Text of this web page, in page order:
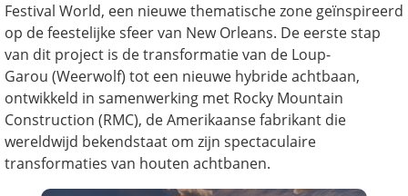
Festival World, een nieuwe thematische zone geïnspireerd
op de feestelijke sfeer van New Orleans. De eerste stap
van dit project is de transformatie van de Loup-
Garou (Weerwolf) tot een nieuwe hybride achtbaan,
ontwikkeld in samenwerking met Rocky Mountain
Construction (RMC), de Amerikaanse fabrikant die
wereldwijd bekendstaat om zijn spectaculaire
transformaties van houten achtbanen.